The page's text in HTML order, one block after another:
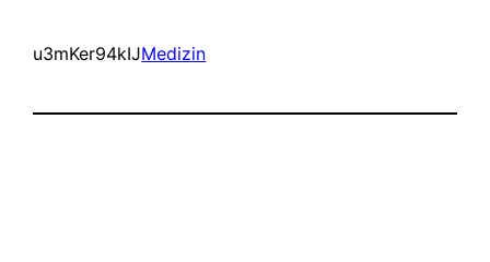
u3mKer94kIJMedizin